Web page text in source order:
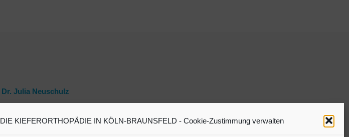
DIE KIEFERORTHOPÄDIE IN KÖLN-BRAUNSFELD - Cookie-Zustimmung verwalten
Dr. Julia Neuschulz